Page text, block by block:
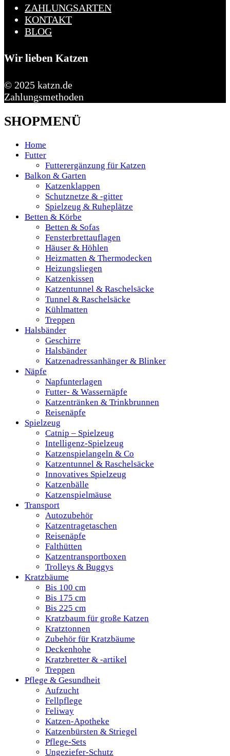
ZAHLUNGSARTEN
KONTAKT
BLOG
Wir lieben Katzen
© 2025 katzn.de
Zahlungsmethoden
SHOPMENÜ
Home
Futter
Futterergänzung für Katzen
Balkon & Garten
Katzenklappen
Schutznetze & -gitter
Spielzeug & Ruheplätze
Betten & Körbe
Betten & Sofas
Fensterbrettauflagen
Häuser & Höhlen
Heizmatten & Thermodecken
Heizungsliegen
Katzenkissen
Katzentunnel & Raschelsäcke
Tunnel & Raschelsäcke
Kühlmatten
Treppen
Halsbänder
Geschirre
Halsbänder
Katzenadressanhänger & Blinker
Näpfe
Napfunterlagen
Futter- & Wassernäpfe
Katzentränken & Trinkbrunnen
Reisenäpfe
Spielzeug
Catnip – Spielzeug
Intelligenz-Spielzeug
Katzenspielangeln & Co
Katzentunnel & Raschelsäcke
Innovatives Spielzeug
Katzenbälle
Katzenspielmäuse
Transport
Autozubehör
Katzentragetaschen
Reisenäpfe
Falthütten
Katzentransportboxen
Trolleys & Buggys
Kratzbäume
Bis 100 cm
Bis 175 cm
Bis 225 cm
Kratzbaum für große Katzen
Kratztonnen
Zubehör für Kratzbäume
Deckenhohe
Kratzbretter & -artikel
Treppen
Pflege & Gesundheit
Aufzucht
Fellpflege
Feliway
Katzen-Apotheke
Katzenbürsten & Striegel
Pflege-Sets
Ungeziefer-Schutz